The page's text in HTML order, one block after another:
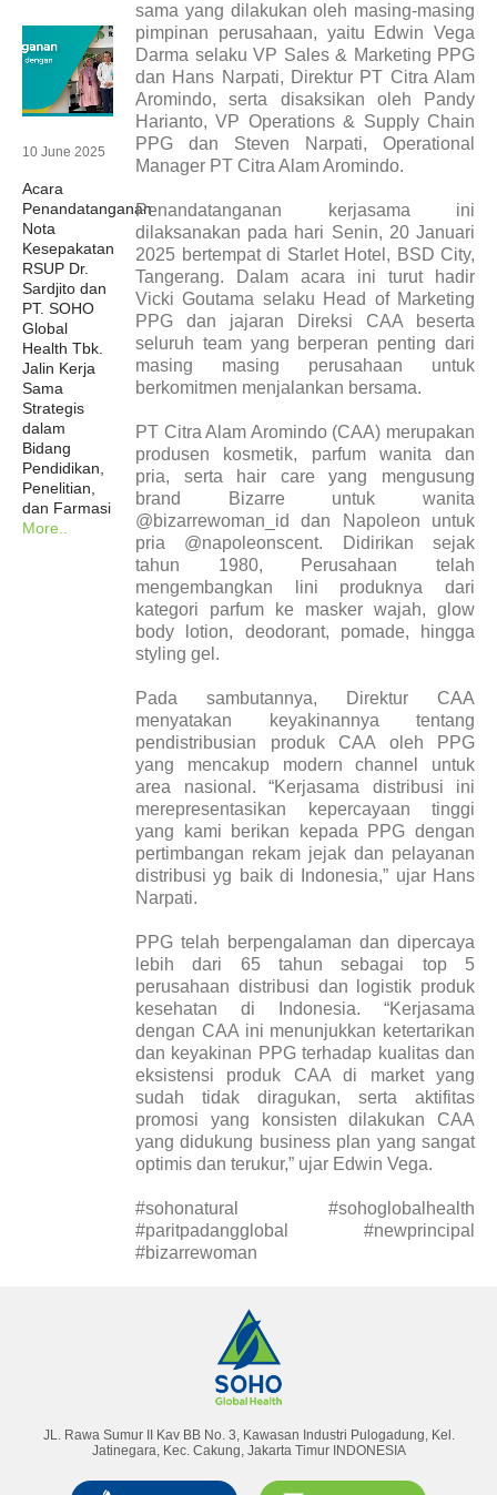
10 June 2025
Acara
Penandatanganan
Nota
Kesepakatan
RSUP Dr.
Sardjito dan
PT. SOHO
Global
Health Tbk.
Jalin Kerja
Sama
Strategis
dalam
Bidang
Pendidikan,
Penelitian,
dan Farmasi
More..
sama yang dilakukan oleh masing-masing
pimpinan perusahaan, yaitu Edwin Vega
Darma selaku VP Sales & Marketing PPG
dan Hans Narpati, Direktur PT Citra Alam
Aromindo, serta disaksikan oleh Pandy
Harianto, VP Operations & Supply Chain
PPG dan Steven Narpati, Operational
Manager PT Citra Alam Aromindo.
Penandatanganan kerjasama ini
dilaksanakan pada hari Senin, 20 Januari
2025 bertempat di Starlet Hotel, BSD City,
Tangerang. Dalam acara ini turut hadir
Vicki Goutama selaku Head of Marketing
PPG dan jajaran Direksi CAA beserta
seluruh team yang berperan penting dari
masing masing perusahaan untuk
berkomitmen menjalankan bersama.
PT Citra Alam Aromindo (CAA) merupakan
produsen kosmetik, parfum wanita dan
pria, serta hair care yang mengusung
brand Bizarre untuk wanita
@bizarrewoman_id dan Napoleon untuk
pria @napoleonscent. Didirikan sejak
tahun 1980, Perusahaan telah
mengembangkan lini produknya dari
kategori parfum ke masker wajah, glow
body lotion, deodorant, pomade, hingga
styling gel.
Pada sambutannya, Direktur CAA
menyatakan keyakinannya tentang
pendistribusian produk CAA oleh PPG
yang mencakup modern channel untuk
area nasional. “Kerjasama distribusi ini
merepresentasikan kepercayaan tinggi
yang kami berikan kepada PPG dengan
pertimbangan rekam jejak dan pelayanan
distribusi yg baik di Indonesia,” ujar Hans
Narpati.
PPG telah berpengalaman dan dipercaya
lebih dari 65 tahun sebagai top 5
perusahaan distribusi dan logistik produk
kesehatan di Indonesia. “Kerjasama
dengan CAA ini menunjukkan ketertarikan
dan keyakinan PPG terhadap kualitas dan
eksistensi produk CAA di market yang
sudah tidak diragukan, serta aktifitas
promosi yang konsisten dilakukan CAA
yang didukung business plan yang sangat
optimis dan terukur,” ujar Edwin Vega.
#sohonatural #sohoglobalhealth
#paritpadangglobal #newprincipal
#bizarrewoman
Majalah
JL. Rawa Sumur II Kav BB No. 3, Kawasan Industri Pulogadung, Kel.
Jatinegara, Kec. Cakung, Jakarta Timur INDONESIA